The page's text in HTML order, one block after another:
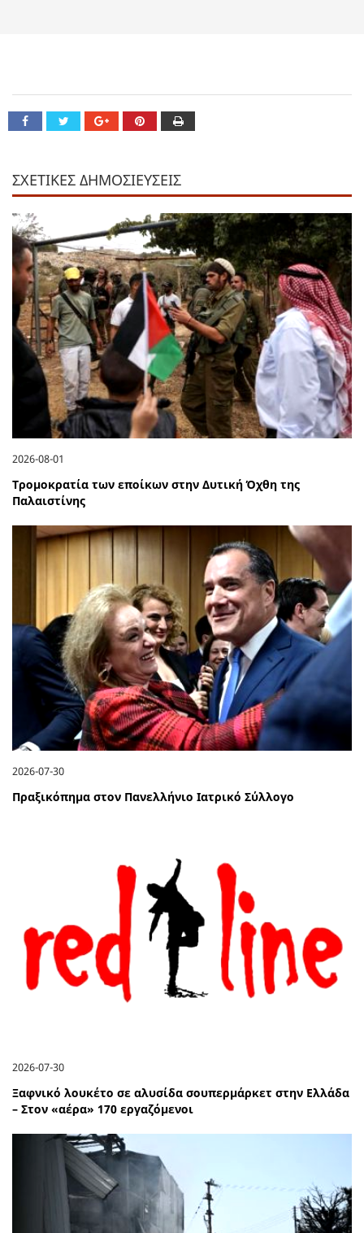
ΣΧΕΤΙΚΕΣ ΔΗΜΟΣΙΕΥΣΕΙΣ
2026-08-01
Τρομοκρατία των εποίκων στην Δυτική Όχθη της
Παλαιστίνης
2026-07-30
Πραξικόπημα στον Πανελλήνιο Ιατρικό Σύλλογο
2026-07-30
Ξαφνικό λουκέτο σε αλυσίδα σουπερμάρκετ στην Ελλάδα
– Στον «αέρα» 170 εργαζόμενοι